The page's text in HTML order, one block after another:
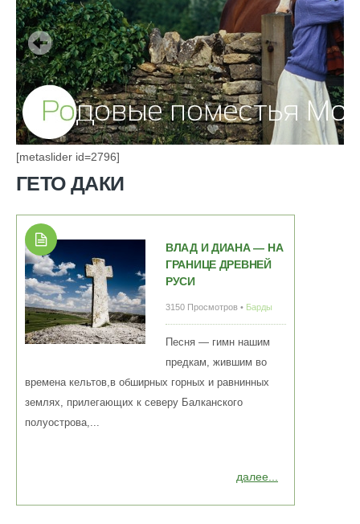
[metaslider id=2796]
ГЕТО ДАКИ
ВЛАД И ДИАНА — НА
ГРАНИЦЕ ДРЕВНЕЙ
РУСИ
3150 Просмотров • Барды
далее...
Песня — гимн нашим
предкам, жившим во
времена кельтов,в обширных горных и равнинных
землях, прилегающих к северу Балканского
полуострова,...